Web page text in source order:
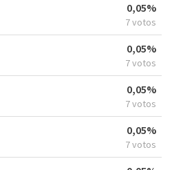
0,05%
7 votos
0,05%
7 votos
0,05%
7 votos
0,05%
7 votos